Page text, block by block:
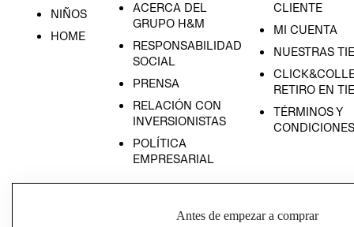
NIÑOS
HOME
ACERCA DEL
GRUPO H&M
RESPONSABILIDAD
SOCIAL
PRENSA
RELACIÓN CON
INVERSIONISTAS
POLÍTICA
EMPRESARIAL
CLIENTE
MI CUENTA
NUESTRAS
RETIRO EN
TÉRMINOS Y
CONDICIONES
Antes de empezar a comprar